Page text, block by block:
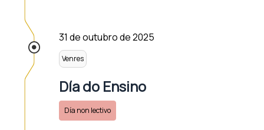
31 de outubro de 2025
Venres
Día do Ensino
Día non lectivo